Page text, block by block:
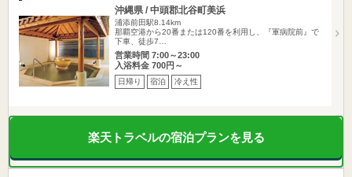
沖縄県 / 中頭郡北谷町美浜
浦添前田駅8.14km
那覇空港から20番または120番を利用し、『軍病院前』で
下車、徒歩7…
営業時間 7:00～23:00
入浴料金 700円～
日帰り 宿泊 冷え性
楽天トラベルの宿泊プランを見る